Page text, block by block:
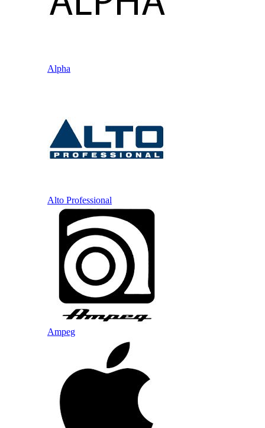
Alpha
Alto Professional
Ampeg